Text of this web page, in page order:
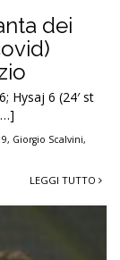
dei
Hysaj 6 (24′ st
, Giorgio Scalvini,
LEGGI TUTTO